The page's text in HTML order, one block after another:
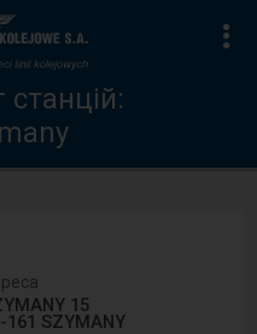
станцій:
15
161 SZYMANY